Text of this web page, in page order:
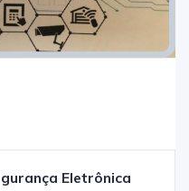
Eletrônica